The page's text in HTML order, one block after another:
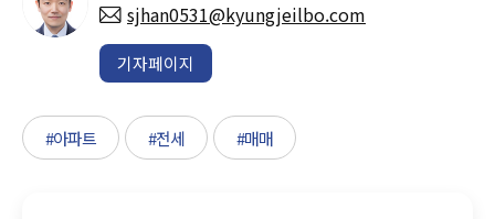
sjhan0531@kyungjeilbo.com
기자페이지
#아파트 #전세 #매매